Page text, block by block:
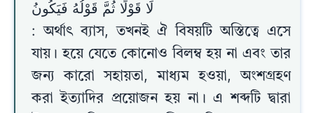
لَا قَوْلًا ثُمَّ قَوْلُهُ فَيَكُونُ
: অর্থাৎ ব্যাস, তখনই ঐ বিষয়টি অস্তিত্বে এসে
যায়। হয়ে যেতে কোনোও বিলম্ব হয় না এবং তার
জন্য কারো সহায়তা, মাধ্যম হওয়া, অংশগ্রহণ
করা ইত্যাদির প্রয়োজন হয় না। এ শব্দটি দ্বারা